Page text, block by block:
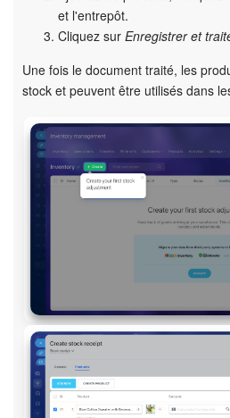
et l'entrepôt.
Cliquez sur Enregistrer et
Une fois le document traité, les
stock et peuvent être utilisés dans